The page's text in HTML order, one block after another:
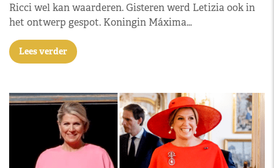
Ricci wel kan waarderen. Gisteren werd Letizia ook in
het ontwerp gespot. Koningin Máxima…
Lees verder